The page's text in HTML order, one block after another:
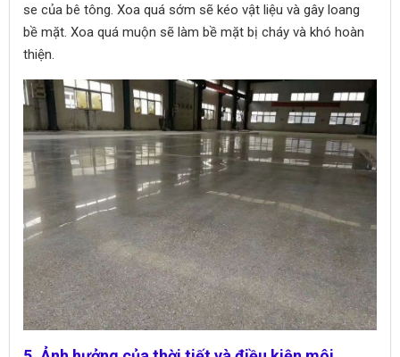
se của bê tông. Xoa quá sớm sẽ kéo vật liệu và gây loang
bề mặt. Xoa quá muộn sẽ làm bề mặt bị cháy và khó hoàn
thiện.